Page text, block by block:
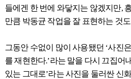
들에겐 한 번에 와닿지는 않겠지만,
만큼 박동균 작업을 잘 표현하는 것
그동안 수없이 많이 사용됐던 ‘사진
를 재현한다.’라는 말을 다시 끄집어
있는 그대로’라는 사진을 둘러싼 신